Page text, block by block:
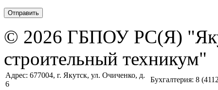
© 2026 ГБПОУ РС(Я)
строительный техникум"
Адрес: 677004, г. Якутск, ул. Очиченко, д.
6
Бухгалтерия: 8